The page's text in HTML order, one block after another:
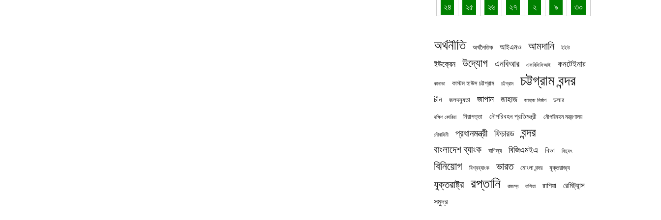
২৪ ২৫ ২৬ ২৭ ২ ৯ ৩০
অর্থনীতি অর্থনৈতিক আইএমও আমদানি ইইউ
ইউক্রেন উদ্যোগ এনবিআর এফবিসিসিআই কনটেইনার
কানাডা কাস্টম হাউস চট্টগ্রাম চট্টগ্রাম চট্টগ্রাম বন্দর
চীন জলদস্যুতা জাপান জাহাজ জাহাজ নির্মাণ ডলার
দক্ষিণ কোরিয়া নিরাপত্তা নৌপরিবহন প্রতিমন্ত্রী নৌপরিবহন মন্ত্রণালয়
নৌবাহিনী প্রধানমন্ত্রী ফিচারড বন্দর
বাংলাদেশ ব্যাংক বাণিজ্য বিজিএমইএ বিডা বিদ্যুৎ
বিনিয়োগ বিশ্বব্যাংক ভারত মোংলা বন্দর যুক্তরাজ্য
যুক্তরাষ্ট্র রপ্তানি রাজস্ব রাশিয়া রাশিয়া রেমিট্যান্স
সমুদ্র